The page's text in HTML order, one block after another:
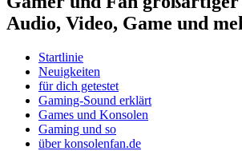
Audio, Video, Game und
Startlinie
Neuigkeiten
für dich getestet
Gaming-Sound erklärt
Games und Konsolen
Gaming und so
über konsolenfan.de